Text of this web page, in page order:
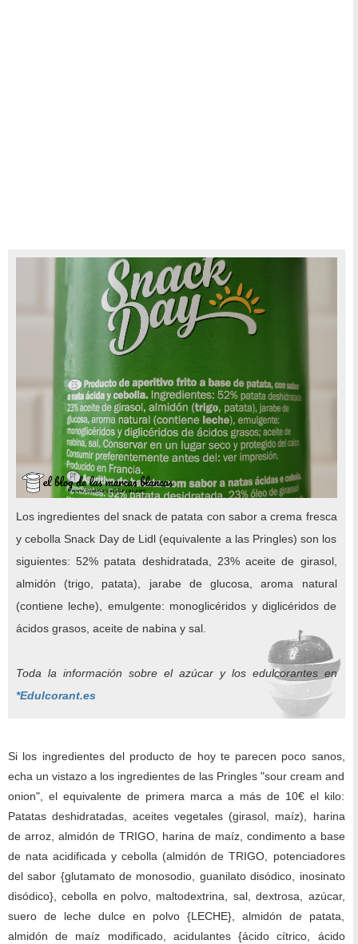
Los ingredientes del snack de patata con sabor a crema fresca
y cebolla Snack Day de Lidl (equivalente a las Pringles) son los
siguientes: 52% patata deshidratada, 23% aceite de girasol,
almidón (trigo, patata), jarabe de glucosa, aroma natural
(contiene leche), emulgente: monoglicéridos y diglicéridos de
ácidos grasos, aceite de nabina y sal.
Toda la información sobre el azúcar y los edulcorantes en
*Edulcorant.es
Si los ingredientes del producto de hoy te parecen poco sanos,
echa un vistazo a los ingredientes de las Pringles "sour cream and
onion", el equivalente de primera marca a más de 10€ el kilo:
Patatas deshidratadas, aceites vegetales (girasol, maíz), harina
de arroz, almidón de TRIGO, harina de maíz, condimento a base
de nata acidificada y cebolla (almidón de TRIGO, potenciadores
del sabor {glutamato de monosodio, guanilato disódico, inosinato
disódico}, cebolla en polvo, maltodextrina, sal, dextrosa, azúcar,
suero de leche dulce en polvo {LECHE}, almidón de patata,
almidón de maíz modificado, acidulantes {ácido cítrico, ácido